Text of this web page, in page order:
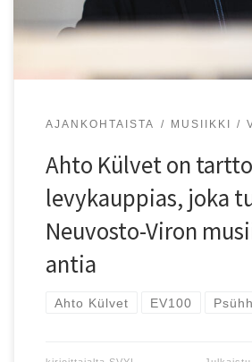
AJANKOHTAISTA MUSIIKKI
Ahto Külvet on
levykauppias, joka
Neuvosto-Viron
antia
Ahto Külvet EV100